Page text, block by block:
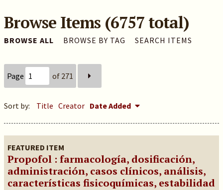
Browse Items (6757 total)
BROWSE ALL BROWSE BY TAG SEARCH ITEMS
Page of 271
Sort by: Title Creator Date Added
FEATURED ITEM
Propofol : farmacología, dosificación,
administración, casos clínicos, análisis,
características fisicoquímicas, estabilidad